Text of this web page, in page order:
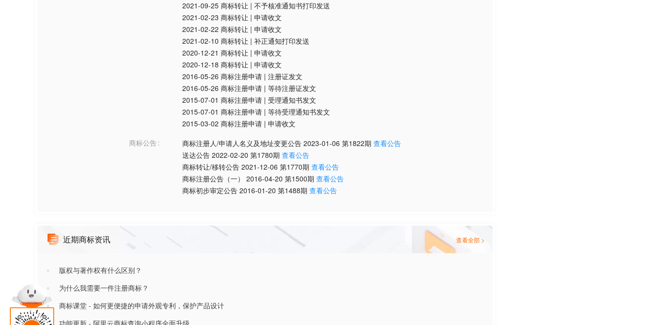
2021-09-25 商标转让 | 不予核准通知书打印发送
2021-02-23 商标转让 | 申请收文
2021-02-22 商标转让 | 申请收文
2021-02-10 商标转让 | 补正通知打印发送
2020-12-21 商标转让 | 申请收文
2020-12-18 商标转让 | 申请收文
2016-05-26 商标注册申请 | 注册证发文
2016-05-26 商标注册申请 | 等待注册证发文
2015-07-01 商标注册申请 | 受理通知书发文
2015-07-01 商标注册申请 | 等待受理通知书发文
2015-03-02 商标注册申请 | 申请收文
商标公告
商标注册人/申请人名义及地址变更公告 2023-01-06 第1822期 查看公告
送达公告 2022-02-20 第1780期 查看公告
商标转让/移转公告 2021-12-06 第1770期 查看公告
商标注册公告（一）
2016-04-20 第1500期 查看公告
商标初步审定公告 2016-01-20 第1488期 查看公告
近期商标资讯 查看全部 >
版权与著作权有什么区别？
为什么我需要一件注册商标？
商标课堂 - 如何更便捷的申请外观专利，保护产品设计
功能更新 - 阿里云商标查询小程序全面升级